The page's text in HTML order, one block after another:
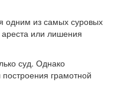
одним из самых суровых
или лишения
суд. Однако
грамотной